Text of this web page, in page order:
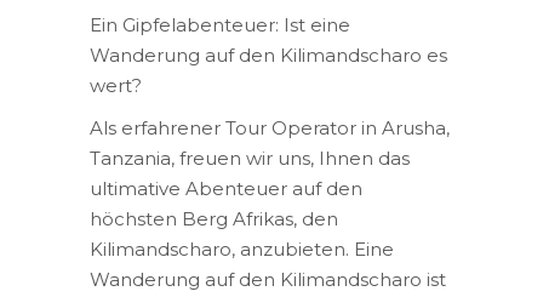
Ein Gipfelabenteuer: Ist eine
Wanderung auf den Kilimandscharo es
wert?
Als erfahrener Tour Operator in Arusha,
Tanzania, freuen wir uns, Ihnen das
ultimative Abenteuer auf den
höchsten Berg Afrikas, den
Kilimandscharo, anzubieten. Eine
Wanderung auf den Kilimandscharo ist